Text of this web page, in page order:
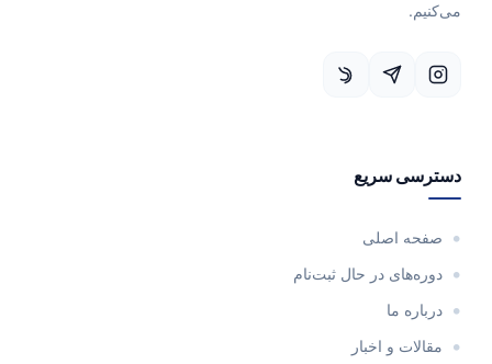
می‌کنیم.
دسترسی سریع
صفحه اصلی
دوره‌های در حال ثبت‌نام
درباره ما
مقالات و اخبار